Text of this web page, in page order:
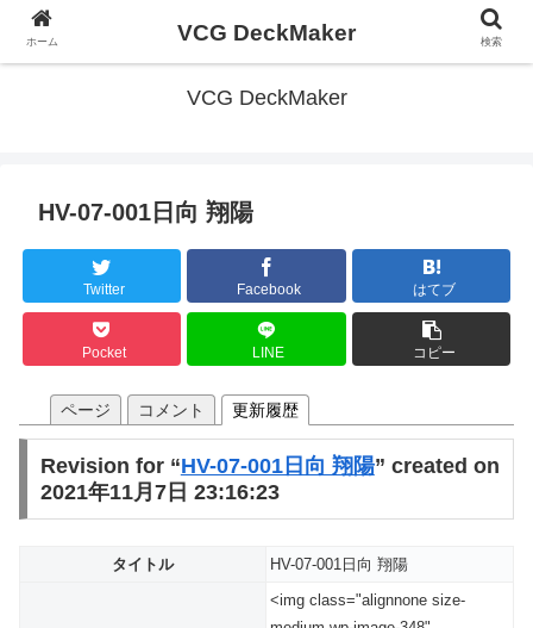
VCG DeckMaker
HV-07-001日向 翔陽
Twitter Facebook はてブ
Pocket LINE コピー
ページ コメント 更新履歴
Revision for “HV-07-001日向 翔陽” created on
2021年11月7日 23:16:23
タイトル HV-07-001日向 翔陽
<img class="alignnone size-
ホーム VCG DeckMaker 検索